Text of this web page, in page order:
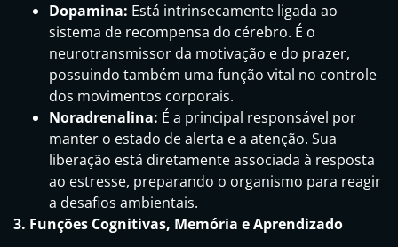
Dopamina: Está intrinsecamente ligada ao
sistema de recompensa do cérebro. É o
neurotransmissor da motivação e do prazer,
possuindo também uma função vital no controle
dos movimentos corporais.
Noradrenalina: É a principal responsável por
manter o estado de alerta e a atenção. Sua
liberação está diretamente associada à resposta
ao estresse, preparando o organismo para reagir
a desafios ambientais.
3. Funções Cognitivas, Memória e Aprendizado